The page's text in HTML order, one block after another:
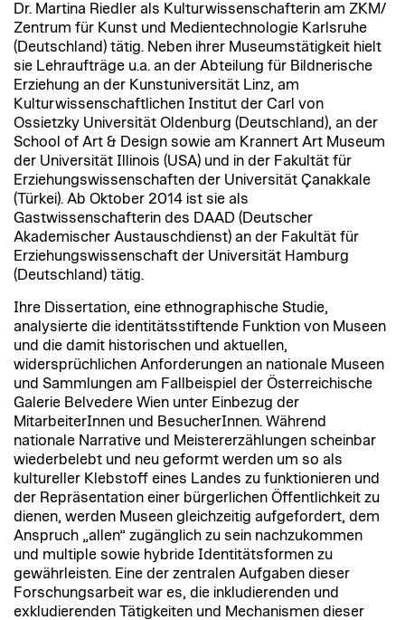
Dr. Martina Riedler als Kulturwissenschafterin am ZKM/
Zentrum für Kunst und Medientechnologie Karlsruhe
(Deutschland) tätig. Neben ihrer Museumstätigkeit hielt
sie Lehraufträge u.a. an der Abteilung für Bildnerische
Erziehung an der Kunstuniversität Linz, am
Kulturwissenschaftlichen Institut der Carl von
Ossietzky Universität Oldenburg (Deutschland), an der
School of Art & Design sowie am Krannert Art Museum
der Universität Illinois (USA) und in der Fakultät für
Erziehungswissenschaften der Universität Çanakkale
(Türkei). Ab Oktober 2014 ist sie als
Gastwissenschafterin des DAAD (Deutscher
Akademischer Austauschdienst) an der Fakultät für
Erziehungswissenschaft der Universität Hamburg
(Deutschland) tätig.
Ihre Dissertation, eine ethnographische Studie,
analysierte die identitätsstiftende Funktion von Museen
und die damit historischen und aktuellen,
widersprüchlichen Anforderungen an nationale Museen
und Sammlungen am Fallbeispiel der Österreichische
Galerie Belvedere Wien unter Einbezug der
MitarbeiterInnen und BesucherInnen. Während
nationale Narrative und Meistererzählungen scheinbar
wiederbelebt und neu geformt werden um so als
kultureller Klebstoff eines Landes zu funktionieren und
der Repräsentation einer bürgerlichen Öffentlichkeit zu
dienen, werden Museen gleichzeitig aufgefordert, dem
Anspruch „allen” zugänglich zu sein nachzukommen
und multiple sowie hybride Identitätsformen zu
gewährleisten. Eine der zentralen Aufgaben dieser
Forschungsarbeit war es, die inkludierenden und
exkludierenden Tätigkeiten und Mechanismen dieser